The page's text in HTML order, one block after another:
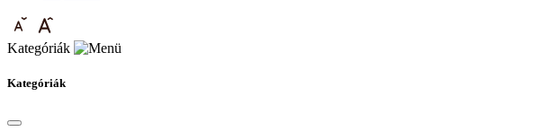
Kategóriák
Kategóriák